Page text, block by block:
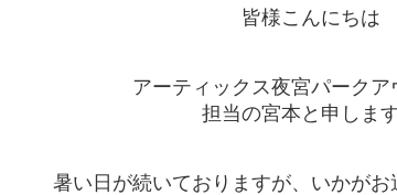
皆様こんにちは
アーティックス夜宮パークア
担当の宮本と申します
暑い日が続いておりますが、いかがお